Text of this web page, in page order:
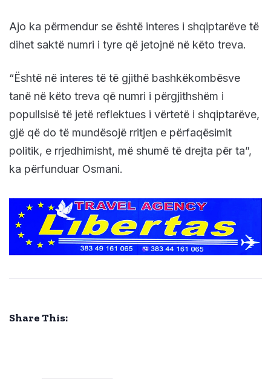
Ajo ka përmendur se është interes i shqiptarëve të
dihet saktë numri i tyre që jetojnë në këto treva.
“Është në interes të të gjithë bashkëkombësve
tanë në këto treva që numri i përgjithshëm i
popullsisë të jetë reflektues i vërtetë i shqiptarëve,
gjë që do të mundësojë rritjen e përfaqësimit
politik, e rrjedhimisht, më shumë të drejta për ta”,
ka përfunduar Osmani.
Share This: